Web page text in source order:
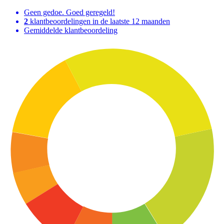
Geen gedoe. Goed geregeld!
2 klantbeoordelingen in de laatste 12 maanden
Gemiddelde klantbeoordeling